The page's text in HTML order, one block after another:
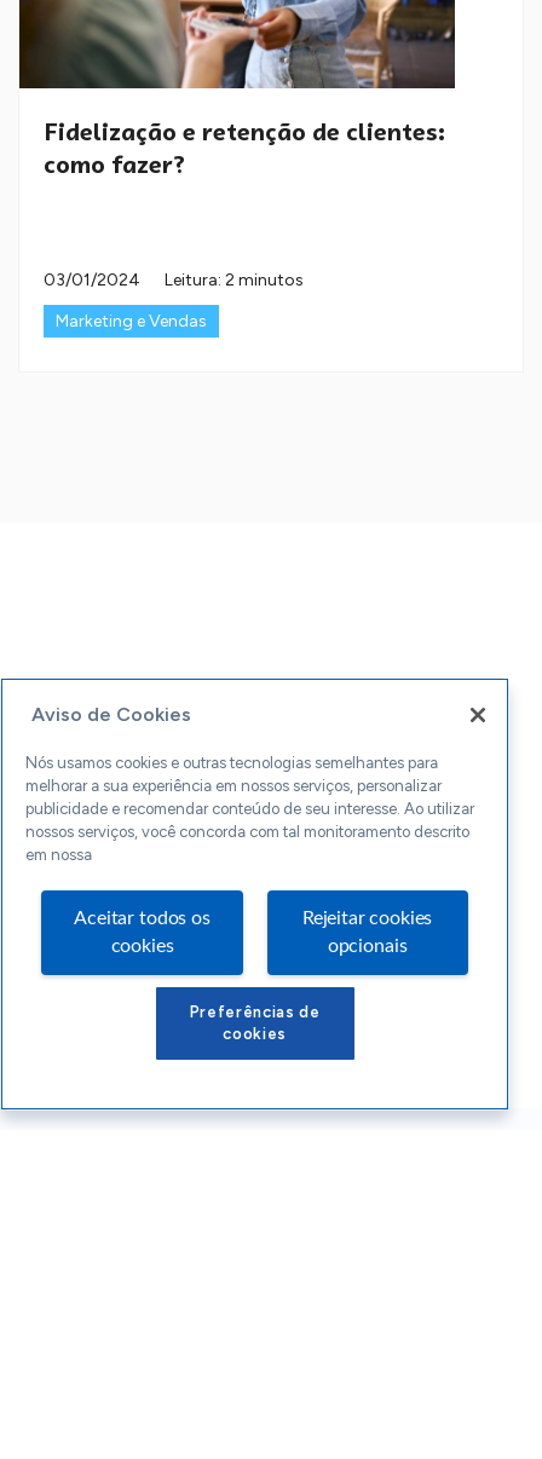
Fidelização e retenção de clientes:
como fazer?
03/01/2024
Leitura: 2 minutos
Marketing e Vendas
Aviso de Cookies
Nós usamos cookies e outras tecnologias semelhantes para
melhorar a sua experiência em nossos serviços, personalizar
publicidade e recomendar conteúdo de seu interesse. Ao utilizar
nossos serviços, você concorda com tal monitoramento descrito
em nossa
Aceitar todos os
cookies
Rejeitar cookies
opcionais
Preferências de
cookies